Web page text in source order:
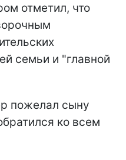
отметил, что
семьи и "главной
пожелал сыну
ко всем